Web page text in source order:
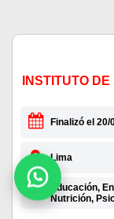
INSTITUTO
Finalizó el 20/
Lima
Educación,
Nutrición,